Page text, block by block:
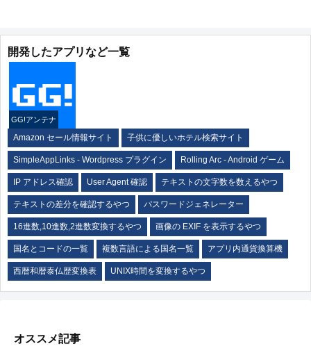
開発したアプリなど一覧
GG!アンテナ
Amazon セール情報サイト 子供に優しいホテル検索サイト
SimpleAppLinks - Wordpress プラグイン Rolling Arc - Android ゲーム
IP アドレス確認 User Agent 確認 テキストの文字数を数えるやつ
テキストの差分を確認するやつ パスワードジェネレーター
16進数,10進数,2進数変換するやつ 画像の EXIF を表示するやつ
国名とコードの一覧 複数言語による国名一覧 アプリ内通貨換算機
西暦和暦泰仏歴変換表 UNIX時間を変換するやつ
オススメ記事